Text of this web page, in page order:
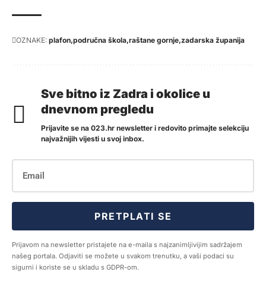
OZNAKE: plafon područna škola raštane gornje zadarska županija
Sve bitno iz Zadra i okolice u
dnevnom pregledu
Prijavite se na 023.hr newsletter i redovito primajte selekciju
najvažnijih vijesti u svoj inbox.
PRETPLATI SE
Prijavom na newsletter pristajete na e-maila s najzanimljivijim sadržajem
našeg portala. Odjaviti se možete u svakom trenutku, a vaši podaci su
sigurni i koriste se u skladu s GDPR-om.